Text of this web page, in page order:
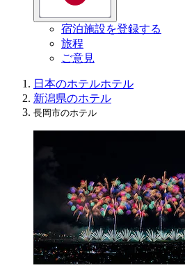
宿泊施設を登録する
旅程
ご意見
日本のホテルホテル
新潟県のホテル
長岡市のホテル